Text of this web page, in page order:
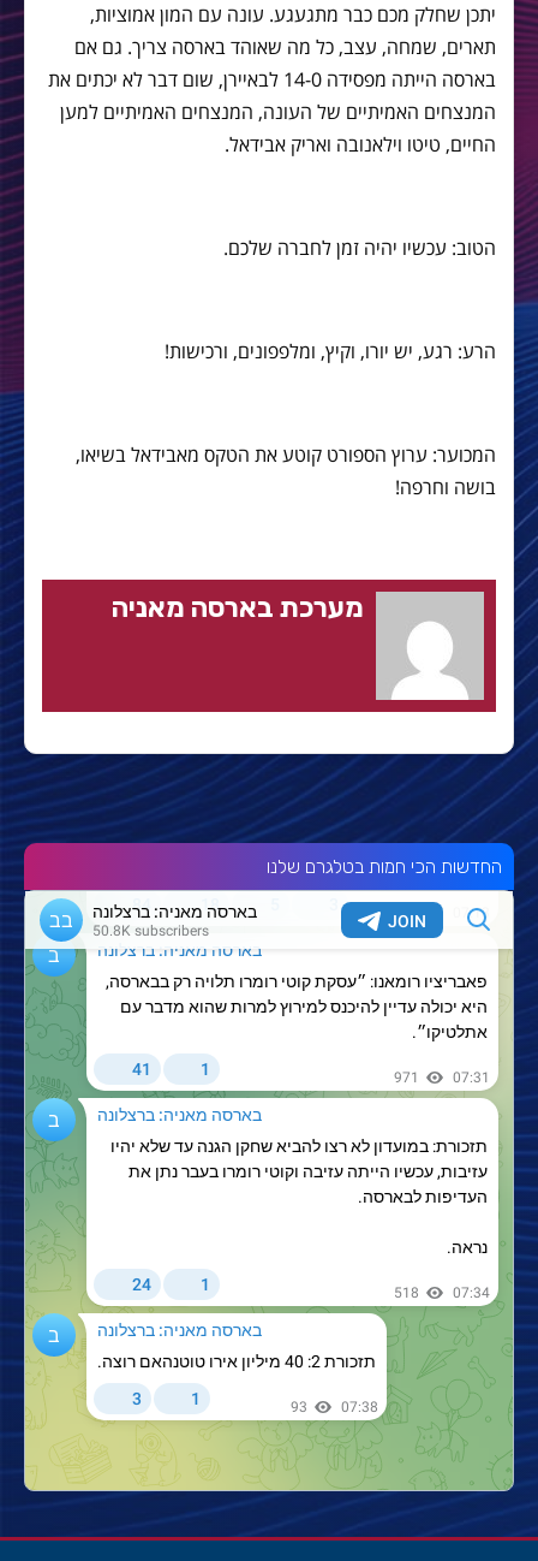
יתכן שחלק מכם כבר מתגעגע. עונה עם המון אמוציות,
תארים, שמחה, עצב, כל מה שאוהד בארסה צריך. גם אם
בארסה הייתה מפסידה 14-0 לבאיירן, שום דבר לא יכתים את
המנצחים האמיתיים של העונה, המנצחים האמיתיים למען
החיים, טיטו וילאנובה ואריק אבידאל.
הטוב: עכשיו יהיה זמן לחברה שלכם.
הרע: רגע, יש יורו, וקיץ, ומלפפונים, ורכישות!
המכוער: ערוץ הספורט קוטע את הטקס מאבידאל בשיאו,
בושה וחרפה!
מערכת בארסה מאניה
החדשות הכי חמות בטלגרם שלנו